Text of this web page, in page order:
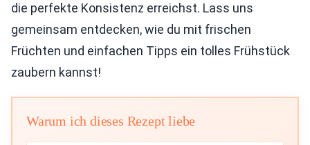
die perfekte Konsistenz erreichst. Lass uns
gemeinsam entdecken, wie du mit frischen
Früchten und einfachen Tipps ein tolles Frühstück
zaubern kannst!
Warum ich dieses Rezept liebe